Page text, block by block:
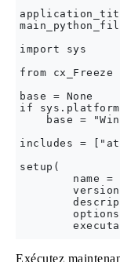
import sys
from
base = None
if sys.platform
base =
includes =
setup(
name =
Exécutez